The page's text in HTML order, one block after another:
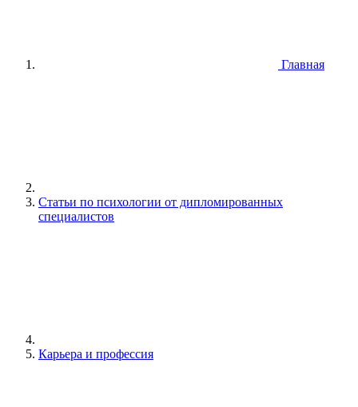
Главная
Статьи по психологии от дипломированных
специалистов
Карьера и профессия